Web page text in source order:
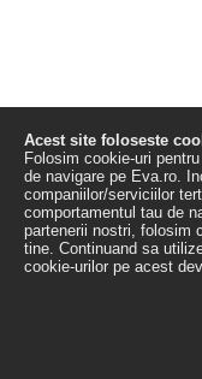
Acest site foloseste
Folosim cookie-uri
de navigare pe Eva.ro.
companiilor/serviciilor
comportamentul tau de
partenerii nostri, folosim
tine. Continuand sa
cookie-urilor pe acest